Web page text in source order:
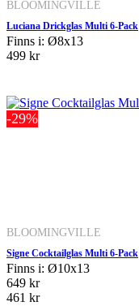
BLOOMINGVILLE
Luciana Drickglas Multi 6-Pack
Finns i: Ø8x13
499 kr
-29%
BLOOMINGVILLE
Signe Cocktailglas Multi 6-Pack
Finns i: Ø10x13
649 kr
461 kr